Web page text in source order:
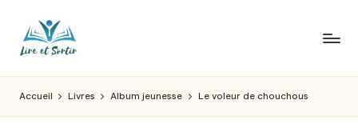
L
ir
e
pour
Accueil Livres Album jeunesse Le voleur de chouchous